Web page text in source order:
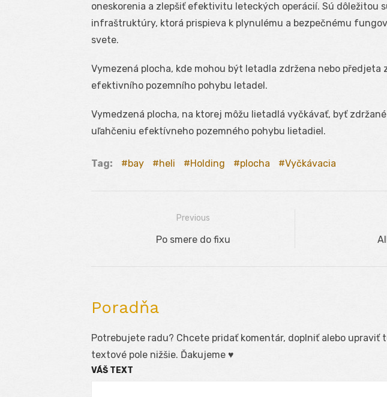
oneskorenia a zlepšiť efektivitu leteckých operácií. Sú dôležitou
infraštruktúry, ktorá prispieva k plynulému a bezpečnému
svete.
Vymezená plocha, kde mohou být letadla zdržena nebo předjeta
efektivního pozemního pohybu letadel.
Vymedzená plocha, na ktorej môžu lietadlá vyčkávať, byť
uľahčeniu efektívneho pozemného pohybu lietadiel.
Tag: bay heli Holding plocha Vyčkávacia
Navigácia
Previous
Previous
Po smere do fixu
Poradňa
Potrebujete radu? Chcete pridať komentár, doplniť alebo upraviť
textové pole nižšie. Ďakujeme ♥
VÁŠ TEXT